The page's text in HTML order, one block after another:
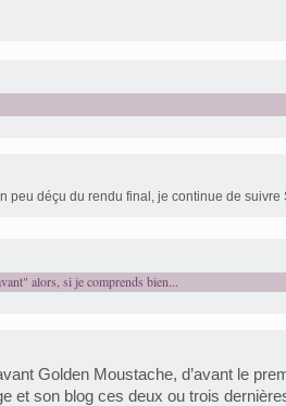
peu déçu du rendu final, je continue de
alors, si je comprends bien...
Golden Moustache, d’avant le
et son blog ces deux ou trois